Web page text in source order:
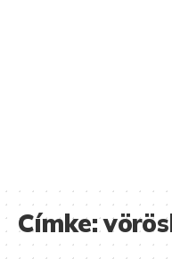
Címke: